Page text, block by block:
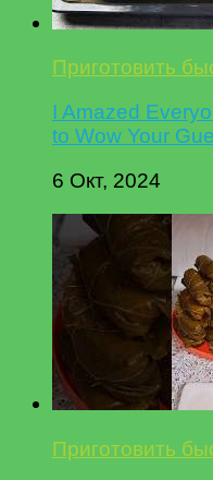
Приготовить
I Amazed
to Wow Your
6 Окт, 2024
Приготовить